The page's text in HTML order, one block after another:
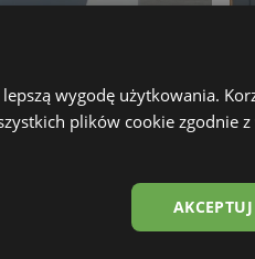
wygodę użytkowania.
plików cookie zgodnie